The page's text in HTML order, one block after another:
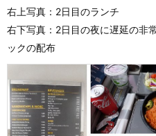
右上写真：2日目のランチ
右下写真：2日目の夜に遅延の非
ックの配布